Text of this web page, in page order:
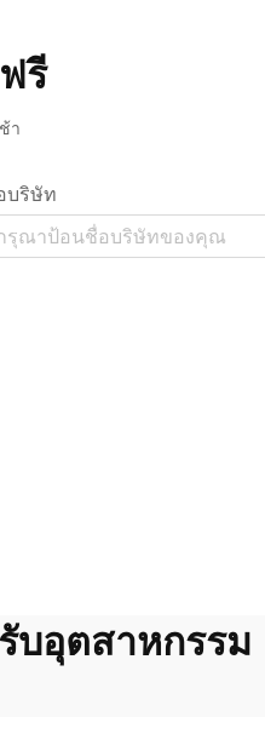
รี
า
บริษัท
บอุตสาหกรรม